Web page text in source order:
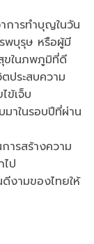
การทำบุญในวัน
พบุรุษ หรือผู้มี
ขในภพภูมิที่ดี
ประสบความ
ข้เจ็บ
าในรอบปีที่ผ่าน
ารสร้างความ
ป
งามของไทยให้